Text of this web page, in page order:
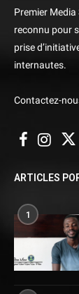
Premier Media
reconnu pour
prise
internautes.
Contactez-
ARTICLES
1